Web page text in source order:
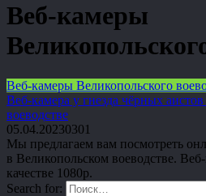
Веб-камеры
Веб-камеры Великопольского
Веб-камера у гнезда чёрных
воеводстве
05.04.20230301
Мы предлагаем вам посмотреть
в Великопольском воеводстве.
качестве 1080p.
Search for: